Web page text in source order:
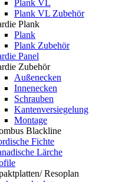
Plank VL
Plank VL Zubehör
Plank
Plank
Plank Zubehör
Panel
Zubehör
Außenecken
Innenecken
Schrauben
Kantenversiegelung
Montage
Blackline
Fichte
Lärche
Resoplan